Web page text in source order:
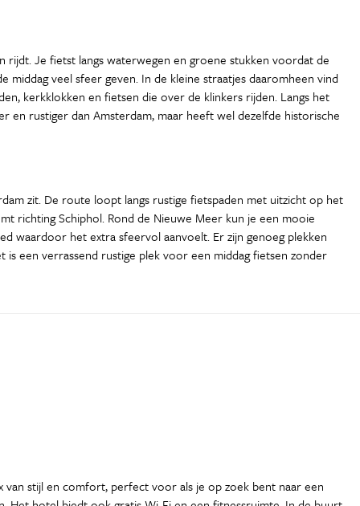
rijdt. Je fietst langs waterwegen en groene stukken voordat de
veel sfeer geven. In de kleine straatjes daaromheen vind
kerkklokken en fietsen die over de klinkers rijden. Langs het
rustiger dan Amsterdam, maar heeft wel dezelfde historische
zit. De route loopt langs rustige fietspaden met uitzicht op het
richting Schiphol. Rond de Nieuwe Meer kun je een mooie
waardoor het extra sfeervol aanvoelt. Er zijn genoeg plekken
een verrassend rustige plek voor een middag fietsen zonder
stijl en comfort, perfect voor als je op zoek bent naar een